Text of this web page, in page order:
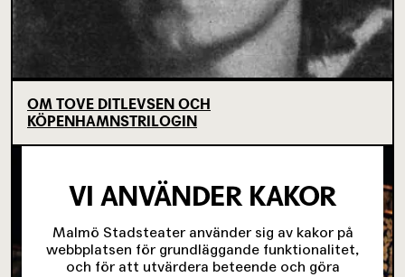
OM TOVE DITLEVSEN OCH
KÖPENHAMNSTRILOGIN
VI ANVÄNDER KAKOR
Malmö Stadsteater använder sig av kakor på
webbplatsen för grundläggande funktionalitet,
och för att utvärdera beteende och göra